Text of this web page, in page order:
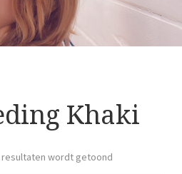
Khaki
resultaten wordt getoond